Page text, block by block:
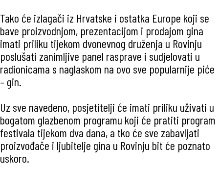
Tako će izlagači iz Hrvatske i ostatka Europe koji se
bave proizvodnjom, prezentacijom i prodajom gina
imati priliku tijekom dvonevnog druženja u Rovinju
poslušati zanimljive panel rasprave i sudjelovati u
radionicama s naglaskom na ovo sve popularnije piće
– gin.
Uz sve navedeno, posjetitelji će imati priliku uživati u
bogatom glazbenom programu koji će pratiti program
festivala tijekom dva dana, a tko će sve zabavljati
proizvođače i ljubitelje gina u Rovinju bit će poznato
uskoro.